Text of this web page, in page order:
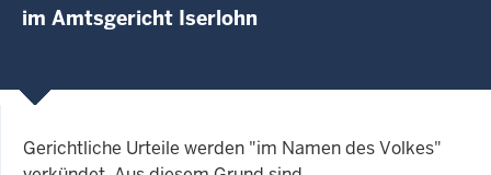
im Amtsgericht Iserlohn
Gerichtliche Urteile werden "im Namen des Volkes"